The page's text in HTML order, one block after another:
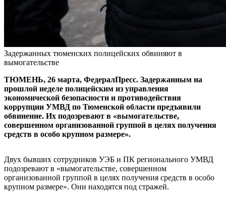
Задержанных тюменских полицейских обвиняют в
вымогательстве
ТЮМЕНЬ, 26 марта, ФедералПресс. Задержанным на
прошлой неделе полицейским из управления
экономической безопасности и противодействия
коррупции УМВД по Тюменской области предъявили
обвинение. Их подозревают в «вымогательстве,
совершенном организованной группой в целях получения
средств в особо крупном размере».
Двух бывших сотрудников УЭБ и ПК регионального УМВД
подозревают в «вымогательстве, совершенном
организованной группой в целях получения средств в особо
крупном размере». Они находятся под стражей.